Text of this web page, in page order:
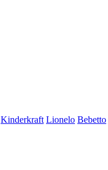
Kinderkraft Lionelo Bebetto